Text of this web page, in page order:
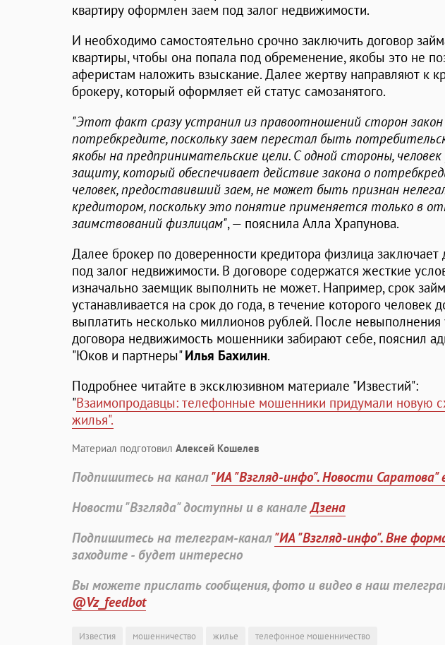
квартиру оформлен заем под залог недвижимости.
И необходимо самостоятельно срочно заключить договор
квартиры, чтобы она попала под обременение, якобы это не
аферистам наложить взыскание. Далее жертву направляют к
брокеру, который оформляет ей статус самозанятого.
"Этот факт сразу устранил из правоотношений сторон
потребкредите, поскольку заем перестал быть
якобы на предпринимательские цели. С одной стороны,
защиту, который обеспечивает действие закона о
человек, предоставивший заем, не может быть признан
кредитором, поскольку это понятие применяется только в
заимствований физлицам", — пояснила Алла Храпунова.
Далее брокер по доверенности кредитора физлица заключает
под залог недвижимости. В договоре содержатся жесткие
изначально заемщик выполнить не может. Например, срок
устанавливается на срок до года, в течение которого человек
выплатить несколько миллионов рублей. После невыполнения
договора недвижимость мошенники забирают себе, пояснил
"Юков и партнеры"Илья Бахилин.
Подробнее читайте в эксклюзивном материале "Известий":
"Взаимопродавцы: телефонные мошенники придумали новую
жилья".
Материал подготовил Алексей Кошелев
Подпишитесь на канал"ИА "Взгляд-инфо". Новости Саратова"
Новости "Взгляда" доступны и в каналеДзена
Подпишитесь на телеграм-канал"ИА "Взгляд-инфо". Вне
заходите - будет интересно
Вы можете прислать сообщения, фото и видео в наш
@Vz_feedbot
Известия мошенничество жилье телефонное мошенничество